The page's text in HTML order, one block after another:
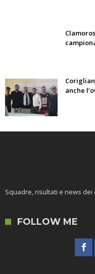
anche
Squadre, risultati e news
FOLLOW ME